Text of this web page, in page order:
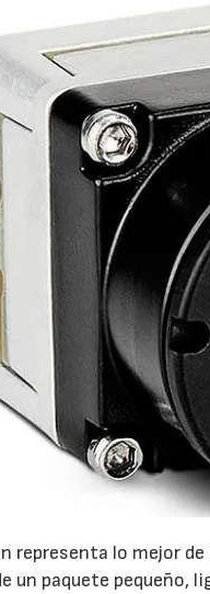
representa lo mejor
un paquete pequeño,